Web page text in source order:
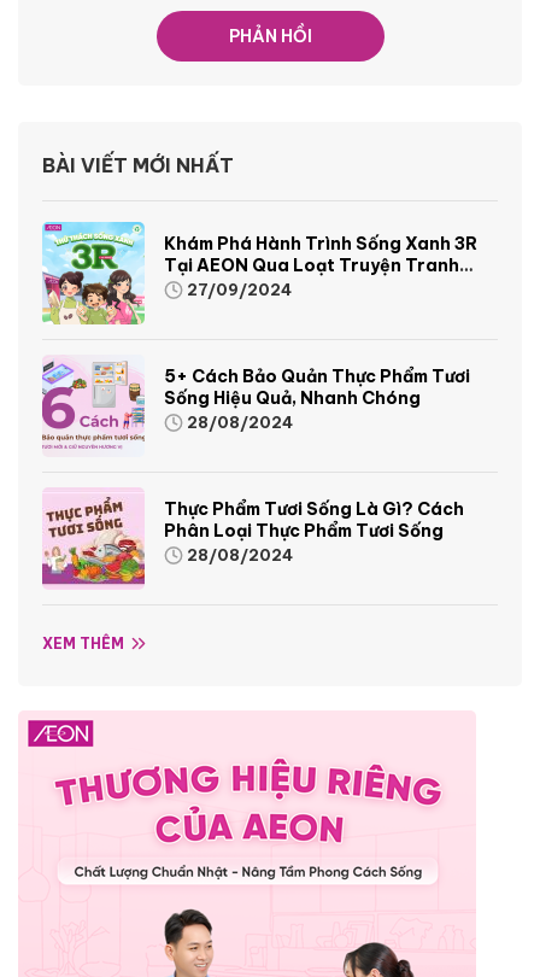
BÀI VIẾT MỚI NHẤT
Khám Phá Hành Trình Sống Xanh 3R
Tại AEON Qua Loạt Truyện Tranh
Sinh Động Và Thú Vị
27/09/2024
5+ Cách Bảo Quản Thực Phẩm Tươi
Sống Hiệu Quả, Nhanh Chóng
28/08/2024
Thực Phẩm Tươi Sống Là Gì? Cách
Phân Loại Thực Phẩm Tươi Sống
28/08/2024
XEM THÊM